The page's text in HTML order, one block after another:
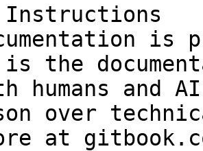
Instructions
is
is the
humans and
over
at